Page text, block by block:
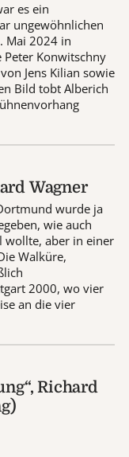
es ein
ungewöhnlichen
Mai 2024 in
Konwitschny
Jens Kilian sowie
Bild tobt Alberich
Wagner
wurde ja
wie auch
wollte, aber in einer
Walküre,
2000, wo vier
an die vier
Richard